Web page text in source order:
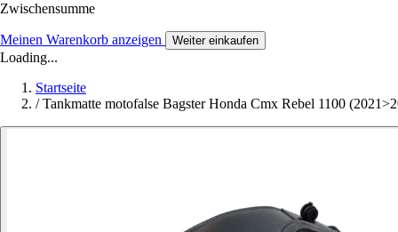
Zwischensumme
Meinen Warenkorb anzeigen Weiter einkaufen
Loading...
Startseite
/ Tankmatte motofalse Bagster Honda Cmx Rebel 1100